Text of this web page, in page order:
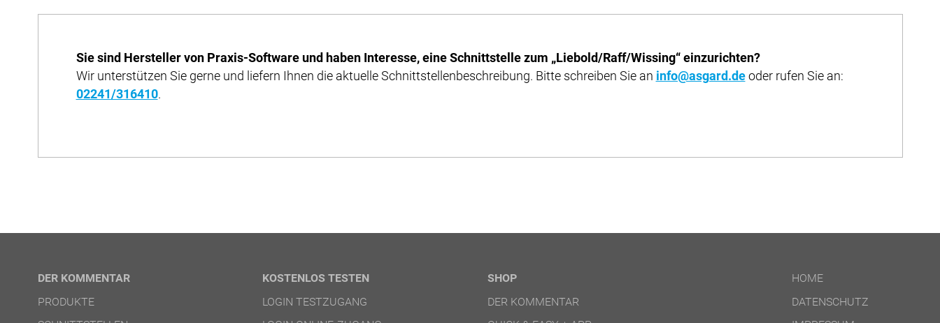
Sie sind Hersteller von Praxis-Software und haben Interesse, eine Schnittstelle zum „Liebold/Raff/Wissing“ einzurichten?
Wir unterstützen Sie gerne und liefern Ihnen die aktuelle Schnittstellenbeschreibung. Bitte schreiben Sie an info@asgard.deoder rufen Sie an:
02241/316410.
DER KOMMENTAR
PRODUKTE
KOSTENLOS TESTEN
LOGIN TESTZUGANG
SHOP
DER KOMMENTAR
HOME
DATENSCHUTZ